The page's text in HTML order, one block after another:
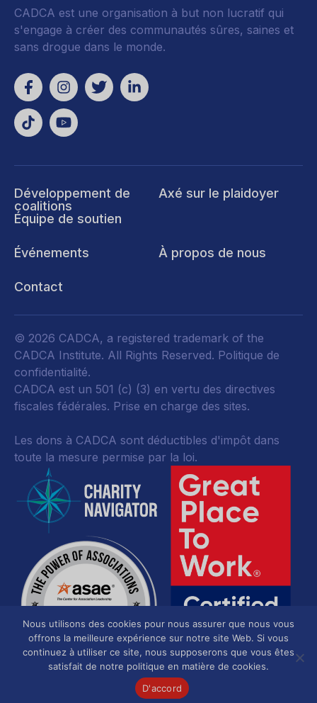
CADCA est une organisation à but non lucratif qui
s'engage à créer des communautés sûres, saines et
sans drogue dans le monde.
Développement de
coalitions
Équipe de soutien
Axé sur le plaidoyer
Événements À propos de nous
Contact
© 2026 CADCA, a registered trademark of the
CADCA Institute. All Rights Reserved. Politique de
confidentialité.
CADCA est un 501 (c) (3) en vertu des directives
fiscales fédérales. Prise en charge des sites.
Les dons à CADCA sont déductibles d'impôt dans
toute la mesure permise par la loi.
Nous utilisons des cookies pour nous assurer que nous vous
offrons la meilleure expérience sur notre site Web. Si vous
continuez à utiliser ce site, nous supposerons que vous êtes
satisfait de notre politique en matière de cookies.
D'accord